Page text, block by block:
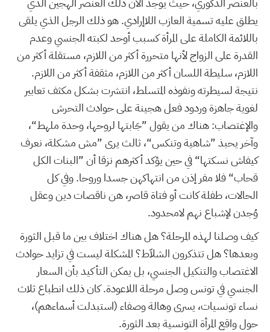
يطلق عليه تسمية العازب اللاإرادي. هو ذلك الرجل الذي يلقى
باللائمة الكاملة على المرأة كسبب أوحد لكبته الجنسي وعدم
القدرة على الزواج لأنها متحررة أكثر من اللازم، مستقلة أكثر من
اللازم، سليطة اللسان أكثر من اللازم، مثقفة أكثر من اللازم.
نتيجة لسيطرته ونفوذه المتسلط، انتشرت بشكل مكثف تعابير
لغوية جاهزة وردود فعل هجينة على حوادث التحرش
والإغتصاب: هناك من يقول ”جَابتها لروحها، وحدة ملهط“،
وآخر يحبذ ”شاهية وتنكس“، ثالث يرى ”مش مشكلة، نعرف
كيفاش نسكتها“ في حين يؤكد أكثرهم نزقا أن ”البنات الكل
قحاب“ فلا مفر إذن من انتهاكهن جسدا وروحا. وفي كل
الحالات، طفلة كانت أو فتاة قاصر، هن ناقصات دين وعقل
وُجدن لإشباع نهم لامحدود.
كيف وصلنا لهذه المرحلة؟ هل هناك اختلاف بين ما قبل الثورة
وبعدها؟ هل تتذكرون الشلاّط؟ المشكلة ليست في تزايد حوادث
الاغتصاب والتنكيل الجنسي، بل يمكن التأكيد بأن السعار
الجنسي في تونس وصل مرحلة اللاعودة. كان ذلك انطباع ثلاث
نساء تونسيات، يسرى وهالة وصفاء (استبدلت أسماءهم)،
حول واقع المرأة التونسية بعد الثورة.